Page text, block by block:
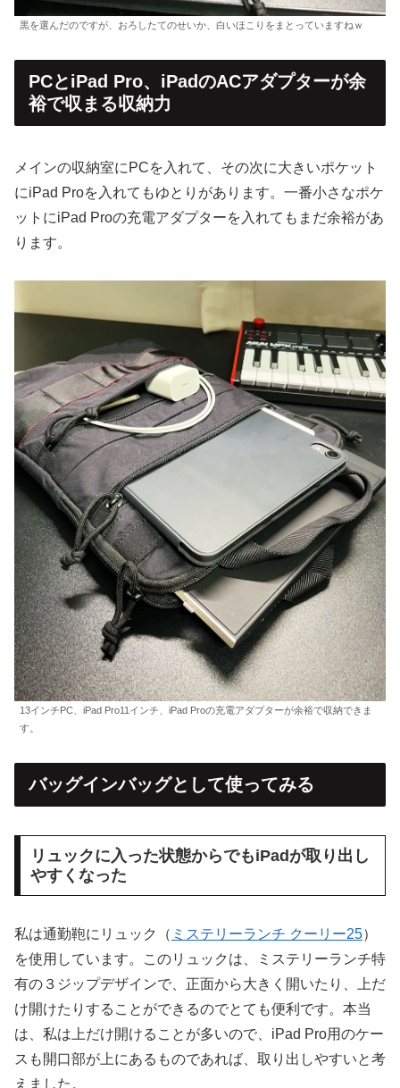
黒を選んだのですが、おろしたてのせいか、白いほこりをまとっていますねｗ
PCとiPad Pro、iPadのACアダプターが余
裕で収まる収納力
メインの収納室にPCを入れて、その次に大きいポケット
にiPad Proを入れてもゆとりがあります。一番小さなポケ
ットにiPad Proの充電アダプターを入れてもまだ余裕があ
ります。
13インチPC、iPad Pro11インチ、iPad Proの充電アダプターが余裕で収納できま
す。
バッグインバッグとして使ってみる
リュックに入った状態からでもiPadが取り出し
やすくなった
私は通勤鞄にリュック（ ミステリーランチ クーリー25）
を使用しています。このリュックは、ミステリーランチ特
有の３ジップデザインで、正面から大きく開いたり、上だ
け開けたりすることができるのでとても便利です。本当
は、私は上だけ開けることが多いので、iPad Pro用のケー
スも開口部が上にあるものであれば、取り出しやすいと考
えました。